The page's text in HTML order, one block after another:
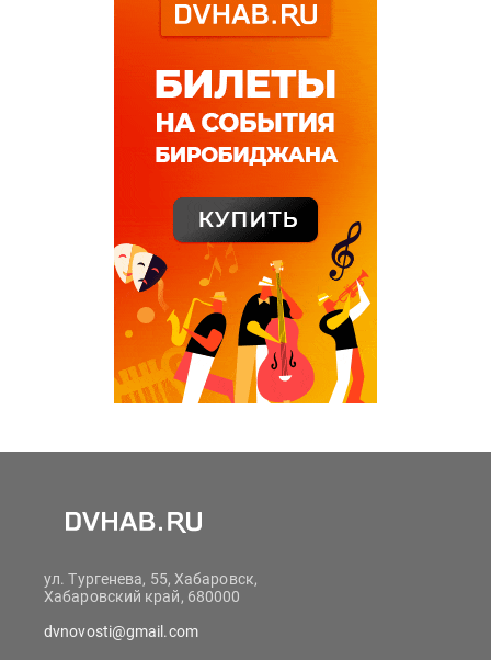
ул. Тургенева, 55, Хабаровск,
Хабаровский край, 680000
dvnovosti@gmail.com